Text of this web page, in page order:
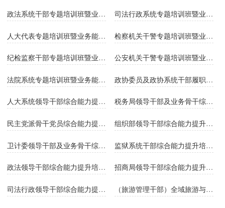
政法系统干部专题培训班暨业务能力提升培训班 司法行政系统专题培训班暨业务能力提升培训班
人大代表专题培训班暨业务能力提升培训班 检察机关干警专题培训班暨业务能力提升培训班
纪检监察干部专题培训班暨业务能力提升培训班 公安机关干警专题培训班暨业务能力提升培训班
法院系统专题培训班暨业务能力提升培训班 政协委员及政协系统干部履职能力提升培训班
人大系统领导干部综合能力提升培训班 税务局领导干部及业务骨干综合能力提升培训班
民主党派骨干党员综合能力提升培训班 组织部领导干部综合能力提升培训班
卫计委领导干部及业务骨干综合能力提升培训班 监狱系统干部综合能力提升培训班
政法领导干部综合能力提升培训班 招商局领导干部综合能力提升培训班
司法行政领导干部综合能力提升培训班 （旅游管理干部）全域旅游与美丽乡村建设专题培训班